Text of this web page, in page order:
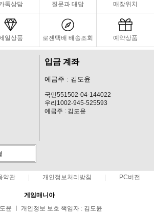
톡상담 질문과 대답 매장위치
일상품 로젠택배 배송조회 예약상품
입금 계좌
예금주 : 김도윤
국민551502-04-144022
우리1002-945-525593
예금주 : 김도윤
약관 개인정보처리방침 PC버전
게임매니아
윤 ㅣ 개인정보 보호 책임자 : 김도윤